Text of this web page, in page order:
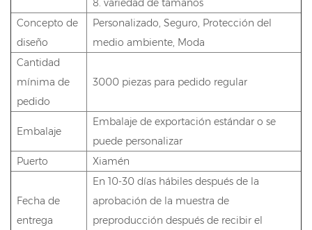
8. variedad de tamaños
Concepto de
diseño
Personalizado, Seguro, Protección del
medio ambiente, Moda
Cantidad
mínima de
pedido
3000 piezas para pedido regular
Embalaje
Embalaje de exportación estándar o se
puede personalizar
Puerto
Xiamén
Fecha de
entrega
En 10-30 días hábiles después de la
aprobación de la muestra de
preproducción después de recibir el